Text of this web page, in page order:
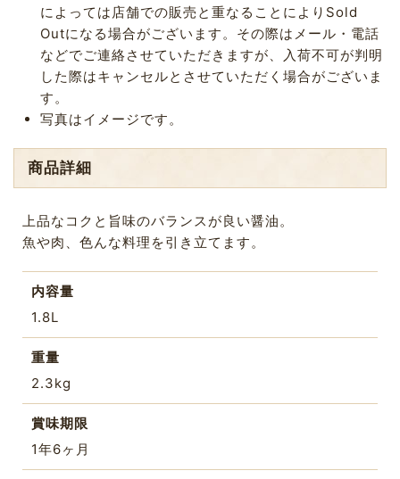
によっては店舗での販売と重なることによりSold
Outになる場合がございます。その際はメール・電話
などでご連絡させていただきますが、入荷不可が判明
した際はキャンセルとさせていただく場合がございま
す。
写真はイメージです。
商品詳細
上品なコクと旨味のバランスが良い醤油。
魚や肉、色んな料理を引き立てます。
内容量
1.8L
重量
2.3kg
賞味期限
1年6ヶ月